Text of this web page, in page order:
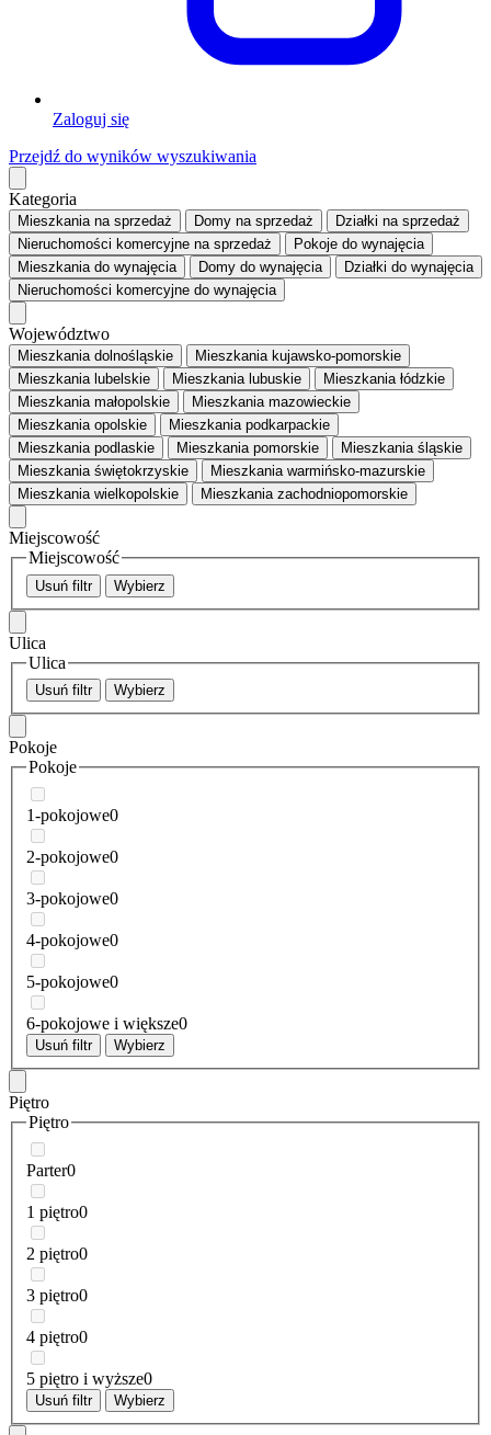
Zaloguj się
Przejdź do wyników wyszukiwania
Kategoria
Mieszkaniana sprzedaż Domy na sprzedaż Działki na sprzedaż
Nieruchomości komercyjne na sprzedaż Pokoje do wynajęcia
Mieszkaniado wynajęcia Domy do wynajęcia Działki do wynajęcia
Nieruchomości komercyjne do wynajęcia
Województwo
Mieszkania dolnośląskie
Mieszkania kujawsko-pomorskie
Mieszkania lubelskie
Mieszkania lubuskie
Mieszkania łódzkie
Mieszkania małopolskie
Mieszkania mazowieckie
Mieszkania opolskie
Mieszkania podkarpackie
Mieszkania podlaskie
Mieszkania pomorskie
Mieszkania śląskie
Mieszkania świętokrzyskie
Mieszkania warmińsko-mazurskie
Mieszkania wielkopolskie
Mieszkania zachodniopomorskie
Miejscowość
Miejscowość
Usuń filtr Wybierz
Ulica
Ulica
Usuń filtr Wybierz
Pokoje
Pokoje
1-pokojowe0
2-pokojowe0
3-pokojowe0
4-pokojowe0
5-pokojowe0
6-pokojowe i większe0
Usuń filtr Wybierz
Piętro
Piętro
Parter0
1 piętro0
2 piętro0
3 piętro0
4 piętro0
5 piętro i wyższe0
Usuń filtr Wybierz